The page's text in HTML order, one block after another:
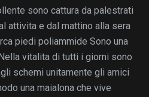
sono cattura da palestrati
attivita e dal mattino alla sera
piedi poliammide Sono una
vitalita di tutti i giorni sono
schemi unitamente gli amici
una maialona che vive